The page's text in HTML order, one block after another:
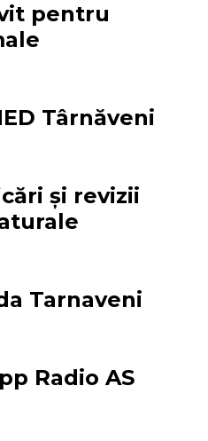
pentru
Târnăveni
și revizii
Tarnaveni
Radio AS